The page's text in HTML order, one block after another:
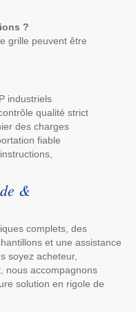
?
grille peuvent être
industriels
qualité strict
des charges
fiable
&
complets, des
et une assistance
soyez acheteur,
nous accompagnons
solution en rigole de